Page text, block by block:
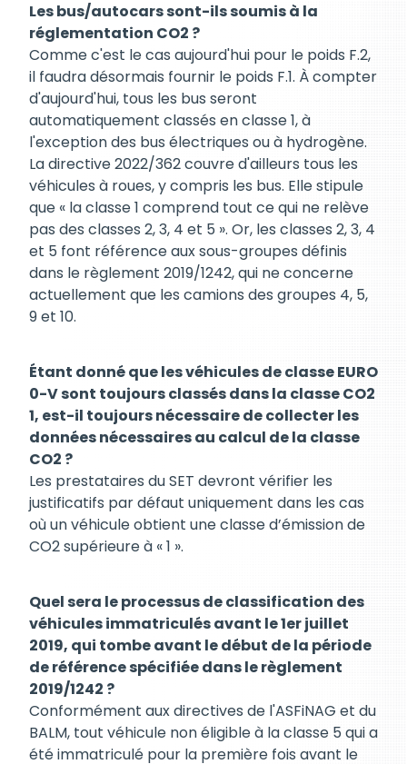
Les bus/autocars sont-ils soumis à la
réglementation CO2 ?
Comme c'est le cas aujourd'hui pour le poids F.2,
il faudra désormais fournir le poids F.1. À compter
d'aujourd'hui, tous les bus seront
automatiquement classés en classe 1, à
l'exception des bus électriques ou à hydrogène.
La directive 2022/362 couvre d'ailleurs tous les
véhicules à roues, y compris les bus. Elle stipule
que « la classe 1 comprend tout ce qui ne relève
pas des classes 2, 3, 4 et 5 ». Or, les classes 2, 3, 4
et 5 font référence aux sous-groupes définis
dans le règlement 2019/1242, qui ne concerne
actuellement que les camions des groupes 4, 5,
9 et 10.
Étant donné que les véhicules de classe EURO
0-V sont toujours classés dans la classe CO2
1, est-il toujours nécessaire de collecter les
données nécessaires au calcul de la classe
CO2 ?
Les prestataires du SET devront vérifier les
justificatifs par défaut uniquement dans les cas
où un véhicule obtient une classe d’émission de
CO2 supérieure à « 1 ».
Quel sera le processus de classification des
véhicules immatriculés avant le 1er juillet
2019, qui tombe avant le début de la période
de référence spécifiée dans le règlement
2019/1242 ?
Conformément aux directives de l'ASFiNAG et du
BALM, tout véhicule non éligible à la classe 5 qui a
été immatriculé pour la première fois avant le